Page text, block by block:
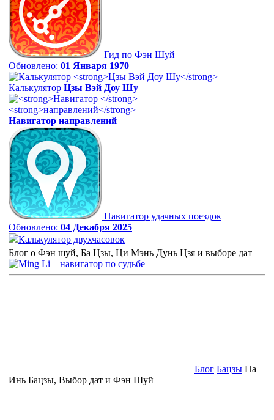
Гид по Фэн Шуй
Обновлено: 01 Января 1970
Калькулятор Цзы Вэй Доу Шу
Навигатор направлений
Навигатор удачных поездок
Обновлено: 04 Декабря 2025
Калькулятор двухчасовок
Блог о Фэн шуй, Ба Цзы, Ци Мэнь Дунь Цзя и выборе дат
Блог Бацзы На
Инь Бацзы, Выбор дат и Фэн Шуй